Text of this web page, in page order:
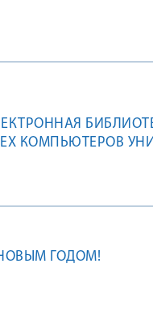
КОМПЬЮТЕРОВ
ГОДОМ!